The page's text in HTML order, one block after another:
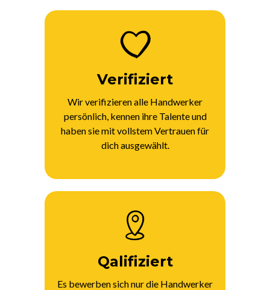
Verifiziert
Wir verifizieren alle Handwerker
persönlich, kennen ihre Talente und
haben sie mit vollstem Vertrauen für
dich ausgewählt.
Qalifiziert
Es bewerben sich nur die Handwerker